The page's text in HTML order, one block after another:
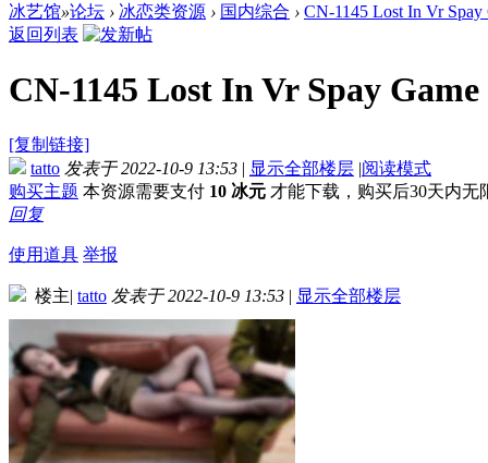
冰艺馆»论坛 › 冰恋类资源 › 国内综合 › CN-1145 Lost In Vr
返回列表
CN-1145 Lost In Vr Spay
[复制链接]
tatto 发表于 2022-10-9 13:53 | 显示全部楼层 |阅读模式
购买主题 本资源需要支付 10 冰元 才能下载，购买后30天内
回复
使用道具 举报
楼主| tatto 发表于 2022-10-9 13:53 | 显示全部楼层